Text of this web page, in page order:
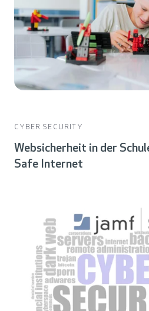
CYBER SECURITY
Websicherheit in der
Safe Internet